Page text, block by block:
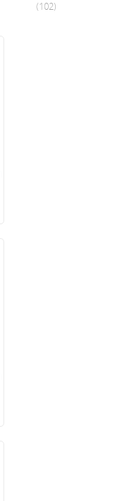
(102)